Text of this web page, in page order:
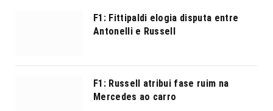
F1: Fittipaldi elogia disputa entre
Antonelli e Russell
F1: Russell atribui fase ruim na
Mercedes ao carro